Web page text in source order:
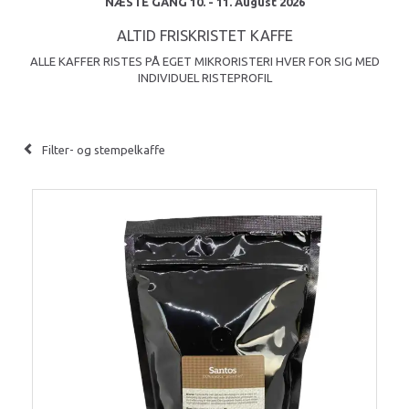
ALTID FRISKRISTET KAFFE
ALLE KAFFER RISTES PÅ EGET MIKRORISTERI HVER FOR SIG MED
INDIVIDUEL RISTEPROFIL
Filter- og stempelkaffe